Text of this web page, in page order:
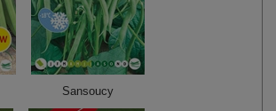
Sansoucy